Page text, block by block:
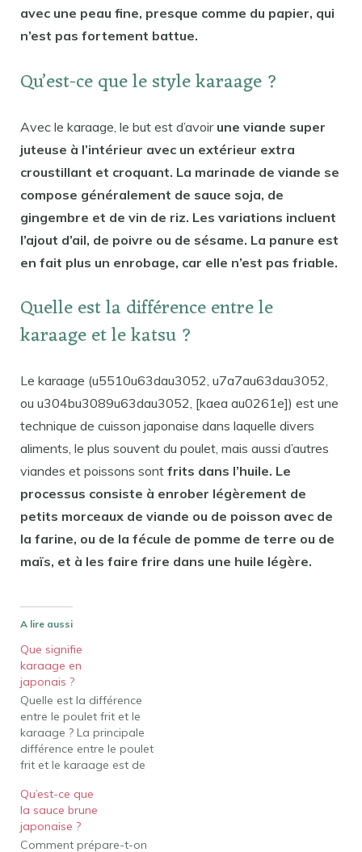
avec une peau fine, presque comme du papier, qui
n’est pas fortement battue.
Qu’est-ce que le style karaage ?
Avec le karaage, le but est d’avoir une viande super
juteuse à l’intérieur avec un extérieur extra
croustillant et croquant. La marinade de viande se
compose généralement de sauce soja, de
gingembre et de vin de riz. Les variations incluent
l’ajout d’ail, de poivre ou de sésame. La panure est
en fait plus un enrobage, car elle n’est pas friable.
Quelle est la différence entre le
karaage et le katsu ?
Le karaage (u5510u63dau3052, u7a7au63dau3052,
ou u304bu3089u63dau3052, [kaea au0261e]) est une
technique de cuisson japonaise dans laquelle divers
aliments, le plus souvent du poulet, mais aussi d’autres
viandes et poissons sont frits dans l’huile. Le
processus consiste à enrober légèrement de
petits morceaux de viande ou de poisson avec de
la farine, ou de la fécule de pomme de terre ou de
maïs, et à les faire frire dans une huile légère.
A lire aussi
Que signifie
karaage en
japonais ?
Quelle est la différence
entre le poulet frit et le
karaage ? La principale
différence entre le poulet
frit et le karaage est de
assaisonnez la farine ou
assaisonnez la viande.
Donc, si la viande de
poulet est d'abord
Qu’est-ce que
la sauce brune
japonaise ?
Comment prépare-t-on